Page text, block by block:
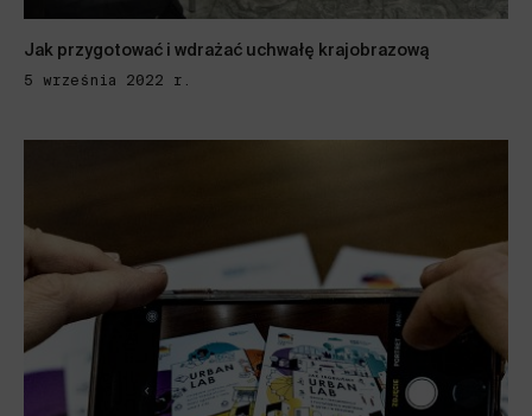
Jak przygotować i wdrażać uchwałę krajobrazową
5 września 2022 r.